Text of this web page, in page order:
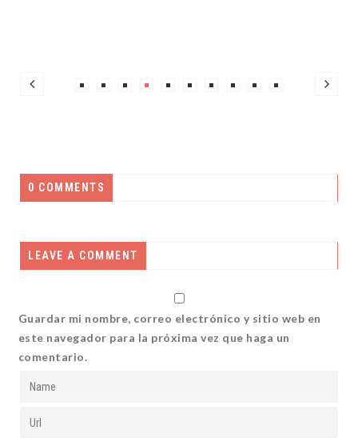
0 COMMENTS
LEAVE A COMMENT
Guardar mi nombre, correo electrónico y sitio web en
este navegador para la próxima vez que haga un
comentario.